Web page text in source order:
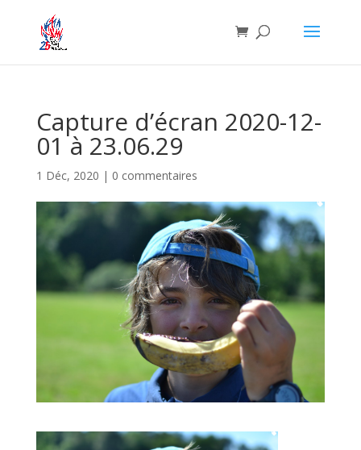
Capture d’écran 2020-12-
01 à 23.06.29
1 Déc, 2020 | 0 commentaires